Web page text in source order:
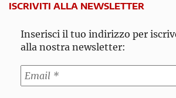
ISCRIVITI ALLA NEWSLETTER
Inserisci il tuo indirizzo per
alla nostra newsletter: